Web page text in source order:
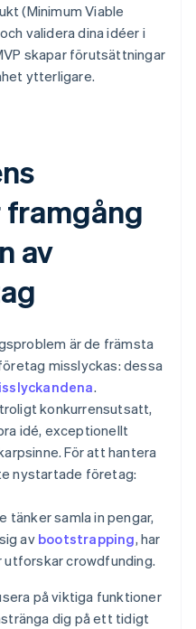
(Minimum Viable
validera dina idéer i
skapar förutsättningar
ytterligare.
av
är de främsta
misslyckas: dessa
.
konkurrensutsatt,
idé, exceptionellt
För att hantera
nystartade företag:
tänker samla in pengar,
av bootstrapping, har
utforskar crowdfunding.
på viktiga funktioner
dig på ett tidigt